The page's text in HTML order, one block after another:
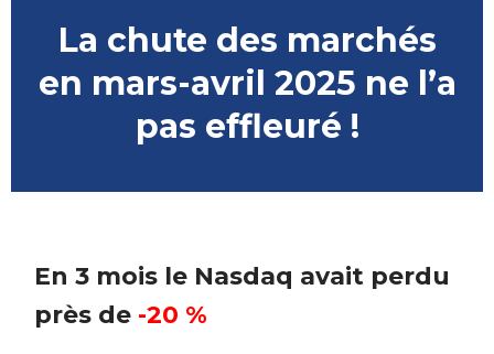
La chute des marchés
en mars-avril 2025 ne l’a
pas effleuré !
En 3 mois le Nasdaq avait perdu
près de -20 %